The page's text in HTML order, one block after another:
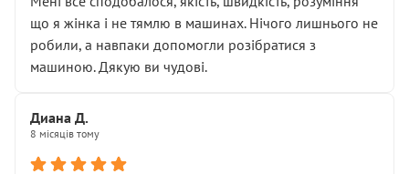
що я жінка і не тямлю в машинах. Нічого лишнього не
робили, а навпаки допомогли розібратися з
машиною. Дякую ви чудові.
Диана Д.
8 місяців тому